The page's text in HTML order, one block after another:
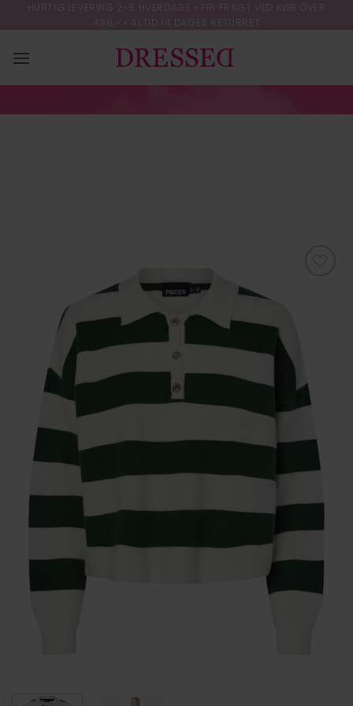
to
content
HURTIG LEVERING 2-5 HVERDAGE • FRI FRAGT VED KØB OVER
499,- • ALTID 14 DAGES RETURRET